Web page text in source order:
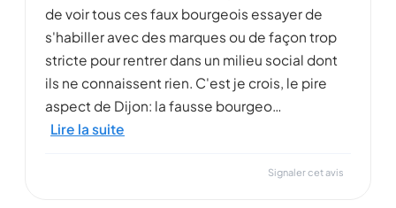
de voir tous ces faux bourgeois essayer de
s'habiller avec des marques ou de façon trop
stricte pour rentrer dans un milieu social dont
ils ne connaissent rien. C'est je crois, le pire
aspect de Dijon: la fausse bourgeo…
Lire la suite
Signaler cet avis